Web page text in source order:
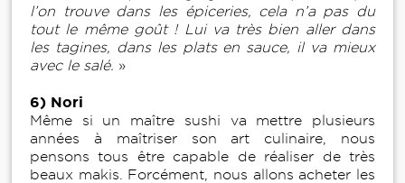
l’on trouve dans les épiceries, cela n’a pas du
tout le même goût ! Lui va très bien aller dans
les tagines, dans les plats en sauce, il va mieux
avec le salé. »
6) Nori
Même si un maître sushi va mettre plusieurs
années à maîtriser son art culinaire, nous
pensons tous être capable de réaliser de très
beaux makis. Forcément, nous allons acheter les